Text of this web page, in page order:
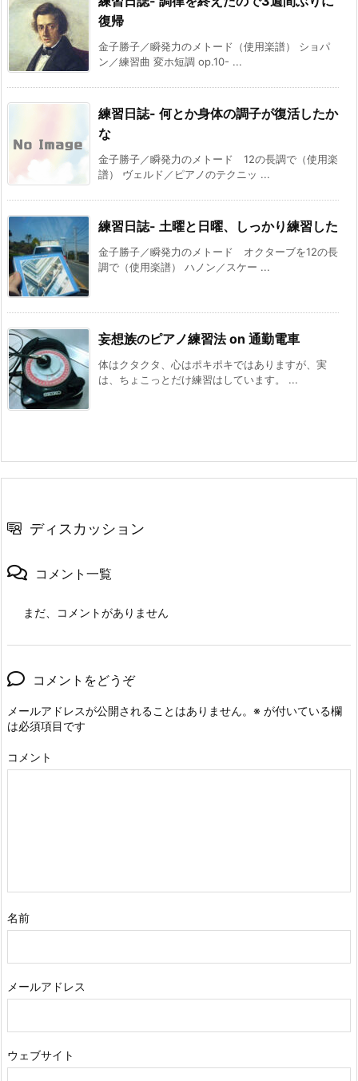
復帰
金子勝子／瞬発力のメトード（使用楽譜） ショパ
ン／練習曲 変ホ短調 op.10- ...
練習日誌- 何とか身体の調子が復活したか
な
金子勝子／瞬発力のメトード 12の長調で（使用楽
譜） ヴェルド／ピアノのテクニッ ...
練習日誌- 土曜と日曜、しっかり練習した
金子勝子／瞬発力のメトード オクターブを12の長
調で（使用楽譜） ハノン／スケー ...
妄想族のピアノ練習法 on 通勤電車
体はクタクタ、心はポキポキではありますが、実
は、ちょこっとだけ練習はしています。 ...
ディスカッション
コメント一覧
まだ、コメントがありません
コメントをどうぞ
メールアドレスが公開されることはありません。 ※ が付いている欄
は必須項目です
コメント
名前
メールアドレス
ウェブサイト